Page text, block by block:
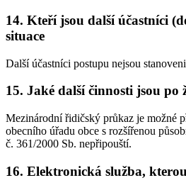
14. Kteří jsou další účastníci
situace
Další účastníci postupu nejsou
15. Jaké další činnosti jsou po
Mezinárodní řidičský průkaz je možné
obecního úřadu obce s rozšířenou
č. 361/2000 Sb. nepřipouští.
16. Elektronická služba,